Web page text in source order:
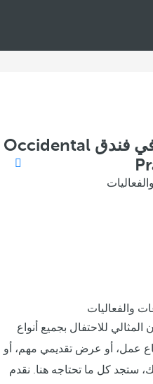
الاجتماعات والفعاليات في فندق Occidental
والفعاليات
المثالي للاحتفال بجميع أنواع
عمل، أو عرض تقديمي مهم، أو
كل ما تحتاجه هنا. نقدم